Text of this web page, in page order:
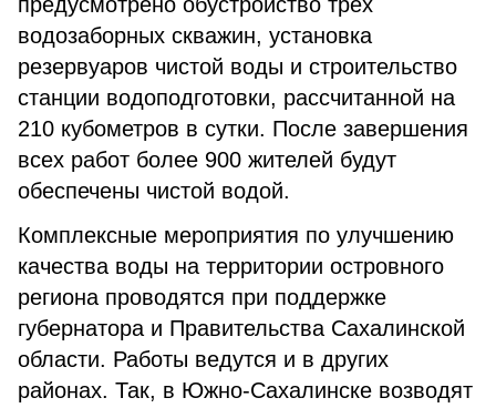
водозаборных скважин, установка
резервуаров чистой воды и строительство
станции водоподготовки, рассчитанной на
210 кубометров в сутки. После завершения
всех работ более 900 жителей будут
обеспечены чистой водой.
Комплексные мероприятия по улучшению
качества воды на территории островного
региона проводятся при поддержке
губернатора и Правительства Сахалинской
области. Работы ведутся и в других
районах. Так, в Южно-Сахалинске возводят